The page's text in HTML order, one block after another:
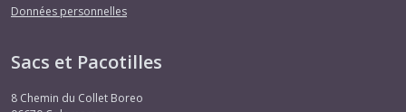
Données personnelles
Sacs et Pacotilles
8 Chemin du Collet Boreo